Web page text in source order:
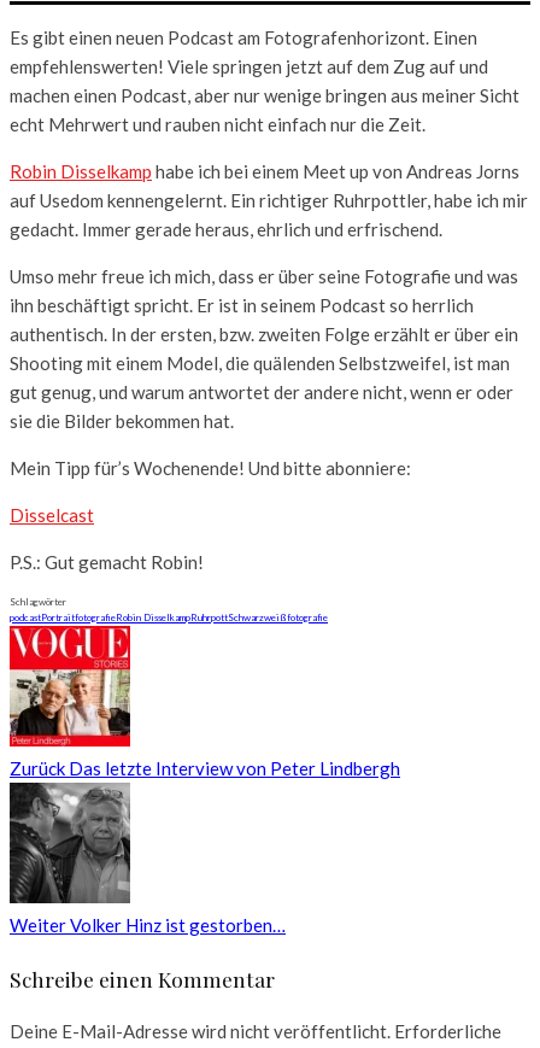
Es gibt einen neuen Podcast am Fotografenhorizont. Einen
empfehlenswerten! Viele springen jetzt auf dem Zug auf und
machen einen Podcast, aber nur wenige bringen aus meiner Sicht
echt Mehrwert und rauben nicht einfach nur die Zeit.
Robin Disselkamp habe ich bei einem Meet up von Andreas Jorns
auf Usedom kennengelernt. Ein richtiger Ruhrpottler, habe ich mir
gedacht. Immer gerade heraus, ehrlich und erfrischend.
Umso mehr freue ich mich, dass er über seine Fotografie und was
ihn beschäftigt spricht. Er ist in seinem Podcast so herrlich
authentisch. In der ersten, bzw. zweiten Folge erzählt er über ein
Shooting mit einem Model, die quälenden Selbstzweifel, ist man
gut genug, und warum antwortet der andere nicht, wenn er oder
sie die Bilder bekommen hat.
Mein Tipp für’s Wochenende! Und bitte abonniere:
Disselcast
P.S.: Gut gemacht Robin!
Schlagwörter
podcastPortraitfotografieRobin DisselkampRuhrpottSchwarzweißfotografie
Zurück Das letzte Interview von Peter Lindbergh
WeiterVolker Hinz ist gestorben…
Schreibe einen Kommentar
Deine E-Mail-Adresse wird nicht veröffentlicht. Erforderliche